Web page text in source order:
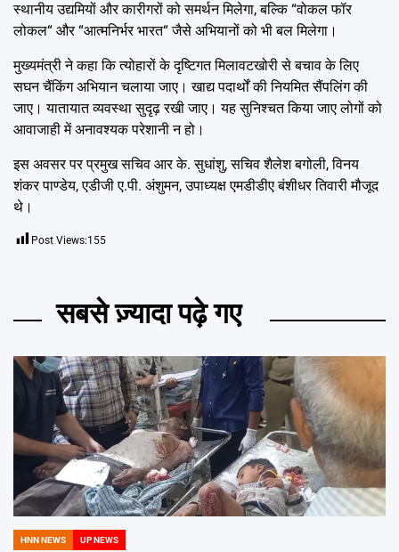
स्थानीय उद्यमियों और कारीगरों को समर्थन मिलेगा, बल्कि “वोकल फॉर
लोकल“ और “आत्मनिर्भर भारत“ जैसे अभियानों को भी बल मिलेगा।
मुख्यमंत्री ने कहा कि त्योहारों के दृष्टिगत मिलावटखोरी से बचाव के लिए
सघन चैंकिंग अभियान चलाया जाए। खाद्य पदार्थों की नियमित सैंपलिंग की
जाए। यातायात व्यवस्था सुदृढ़ रखी जाए। यह सुनिश्चत किया जाए लोगों को
आवाजाही में अनावश्यक परेशानी न हो।
इस अवसर पर प्रमुख सचिव आर के. सुधांशु, सचिव शैलेश बगोली, विनय
शंकर पाण्डेय, एडीजी ए.पी. अंशुमन, उपाध्यक्ष एमडीडीए बंशीधर तिवारी मौजूद
थे।
Post Views:155
सबसे ज़्यादा पढ़े गए
POSTED
HNN NEWS UP NEWS